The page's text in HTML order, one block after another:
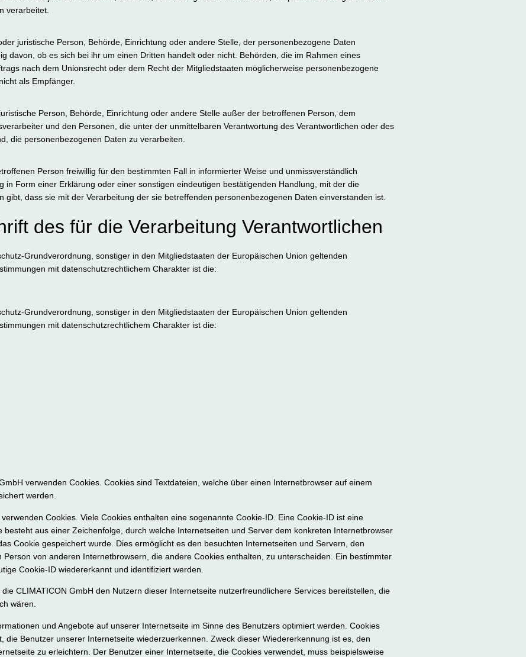
verarbeitet.
juristische Person, Behörde, Einrichtung oder andere Stelle, der personenbezogene Daten
davon, ob es sich bei ihr um einen Dritten handelt oder nicht. Behörden, die im Rahmen eines
nach dem Unionsrecht oder dem Recht der Mitgliedstaaten möglicherweise personenbezogene
als Empfänger.
Person, Behörde, Einrichtung oder andere Stelle außer der betroffenen Person, dem
und den Personen, die unter der unmittelbaren Verantwortung des Verantwortlichen oder des
die personenbezogenen Daten zu verarbeiten.
Person freiwillig für den bestimmten Fall in informierter Weise und unmissverständlich
in Form einer Erklärung oder einer sonstigen eindeutigen bestätigenden Handlung, mit der die
gibt, dass sie mit der Verarbeitung der sie betreffenden personenbezogenen Daten einverstanden ist.
des für die Verarbeitung Verantwortlichen
Grundverordnung, sonstiger in den Mitgliedstaaten der Europäischen Union geltenden
mit datenschutzrechtlichem Charakter ist die:
Grundverordnung, sonstiger in den Mitgliedstaaten der Europäischen Union geltenden
mit datenschutzrechtlichem Charakter ist die:
verwenden Cookies. Cookies sind Textdateien, welche über einen Internetbrowser auf einem
werden.
Cookies. Viele Cookies enthalten eine sogenannte Cookie-ID. Eine Cookie-ID ist eine
besteht aus einer Zeichenfolge, durch welche Internetseiten und Server dem konkreten Internetbrowser
Cookie gespeichert wurde. Dies ermöglicht es den besuchten Internetseiten und Servern, den
von anderen Internetbrowsern, die andere Cookies enthalten, zu unterscheiden. Ein bestimmter
Cookie-ID wiedererkannt und identifiziert werden.
CLIMATICON GmbH den Nutzern dieser Internetseite nutzerfreundlichere Services bereitstellen, die
wären.
und Angebote auf unserer Internetseite im Sinne des Benutzers optimiert werden. Cookies
die Benutzer unserer Internetseite wiederzuerkennen. Zweck dieser Wiedererkennung ist es, den
zu erleichtern. Der Benutzer einer Internetseite, die Cookies verwendet, muss beispielsweise